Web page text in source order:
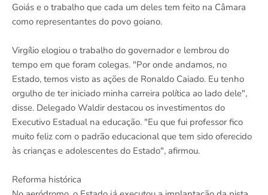
Goiás e o trabalho que cada um deles tem feito na Câmara
como representantes do povo goiano.
Virgílio elogiou o trabalho do governador e lembrou do
tempo em que foram colegas. "Por onde andamos, no
Estado, temos visto as ações de Ronaldo Caiado. Eu tenho
orgulho de ter iniciado minha carreira política ao lado dele",
disse. Delegado Waldir destacou os investimentos do
Executivo Estadual na educação. "Eu que fui professor fico
muito feliz com o padrão educacional que tem sido oferecido
às crianças e adolescentes do Estado", afirmou.
Reforma histórica